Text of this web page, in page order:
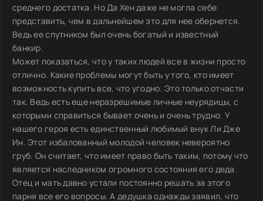
среднего достатка. Но Да Хен даже не могла себе
представить, чем в дальнейшем это для нее обернется.
Ведь ее спутником был очень богатый и известный
банкир.
Может показаться, что у таких людей все в жизни просто
отлично. Какие проблемы могут быть у того, кто имеет
возможность купить все, что угодно. Это только отчасти
так. Ведь есть еще неразрешимые личные неурядицы, с
которыми справиться бывает очень и очень трудно. У
нашего героя есть единственный любимый внук Ли Дже
Ин. Этот избалованный молодой человек невероятно
груб. Он считает, что имеет право быть таким, потому что
является наследником огромного состояния его деда.
Отец и мать давно устали постоянно решать за этого
парня все его вопросы. А дедушка однажды заявил, что